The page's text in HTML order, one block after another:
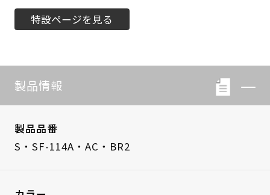
特設ページを見る
製品情報
製品品番
S・SF-114A・AC・BR2